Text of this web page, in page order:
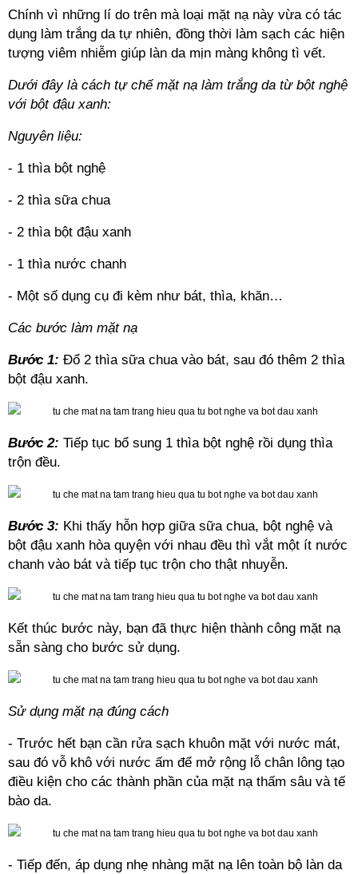
Chính vì những lí do trên mà loại mặt nạ này vừa có tác
dụng làm trắng da tự nhiên, đồng thời làm sạch các hiện
tượng viêm nhiễm giúp làn da mịn màng không tì vết.
Dưới đây là cách tự chế mặt nạ làm trắng da từ bột nghệ
với bột đậu xanh:
Nguyên liệu:
- 1 thìa bột nghệ
- 2 thìa sữa chua
- 2 thìa bột đậu xanh
- 1 thìa nước chanh
- Một số dụng cụ đi kèm như bát, thìa, khăn…
Các bước làm mặt nạ
Bước 1: Đổ 2 thìa sữa chua vào bát, sau đó thêm 2 thìa
bột đậu xanh.
Bước 2: Tiếp tục bổ sung 1 thìa bột nghệ rồi dụng thìa
trộn đều.
Bước 3: Khi thấy hỗn hợp giữa sữa chua, bột nghệ và
bột đậu xanh hòa quyện với nhau đều thì vắt một ít nước
chanh vào bát và tiếp tục trộn cho thật nhuyễn.
Kết thúc bước này, bạn đã thực hiện thành công mặt nạ
sẵn sàng cho bước sử dụng.
Sử dụng mặt nạ đúng cách
- Trước hết bạn cần rửa sạch khuôn mặt với nước mát,
sau đó vỗ khô với nước ấm để mở rộng lỗ chân lông tạo
điều kiện cho các thành phần của mặt nạ thấm sâu và tế
bào da.
- Tiếp đến, áp dụng nhẹ nhàng mặt nạ lên toàn bộ làn da